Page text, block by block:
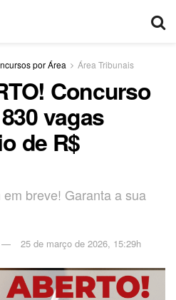
por Área Área Tribunais
Concurso
vagas
de R$
breve! Garanta a sua
25 de março de 2026, 15:29h